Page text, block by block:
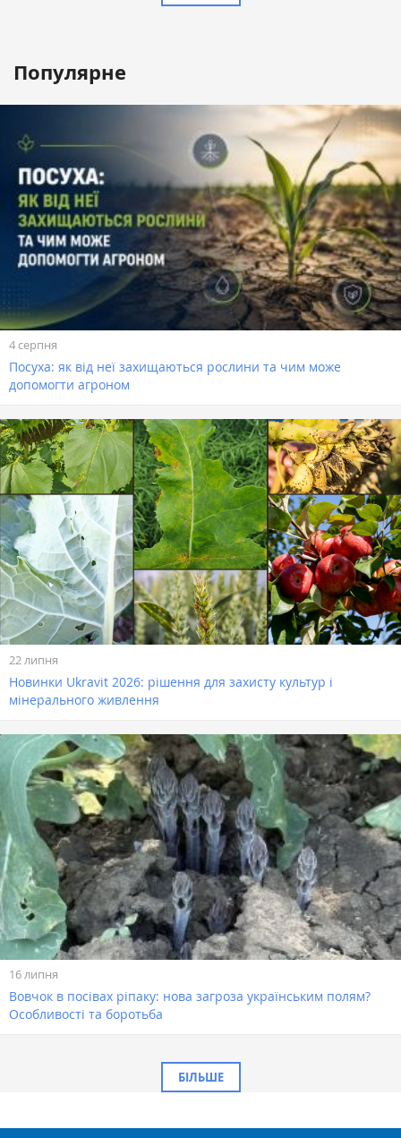
Популярне
4 серпня
Посуха: як від неї захищаються рослини та чим може
допомогти агроном
22 липня
Новинки Ukravit 2026: рішення для захисту культур і
мінерального живлення
16 липня
Вовчок в посівах ріпаку: нова загроза українським полям?
Особливості та боротьба
БІЛЬШЕ